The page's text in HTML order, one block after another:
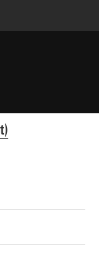
Prévost/Dist.